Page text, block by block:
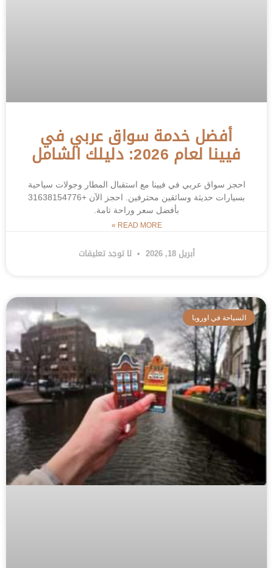
أفضل خدمة سواق عربي في
فيينا لعام 2026: دليلك الشامل
احجز سواق عربي في فيينا مع استقبال المطار وجولات سياحية
بسيارات حديثة وسائقين محترفين. احجز الآن +31638154776
بأفضل سعر وراحة تامة.
READ MORE »
أبريل 18, 2026 لا توجد تعليقات
السياحة في اوروبا